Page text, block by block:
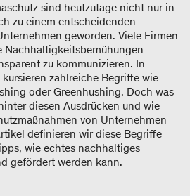
sind heutzutage nicht nur in
zu einem entscheidenden
geworden. Viele Firmen
Nachhaltigkeitsbemühungen
zu kommunizieren. In
zahlreiche Begriffe wie
oder Greenhushing. Doch was
diesen Ausdrücken und wie
von Unternehmen
definieren wir diese Begriffe
wie echtes nachhaltiges
gefördert werden kann.